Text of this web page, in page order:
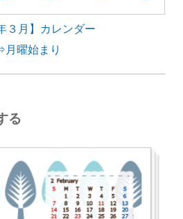
３月】カレンダー
月曜始まり
る